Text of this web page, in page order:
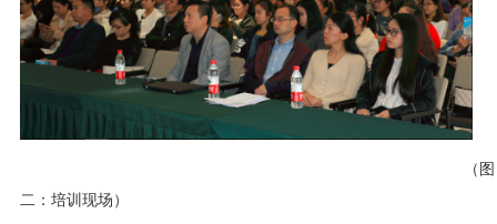
（图
二：培训现场）